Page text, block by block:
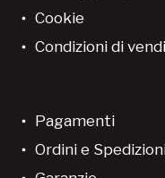
Cookie
Condizioni di
Pagamenti
Ordini e